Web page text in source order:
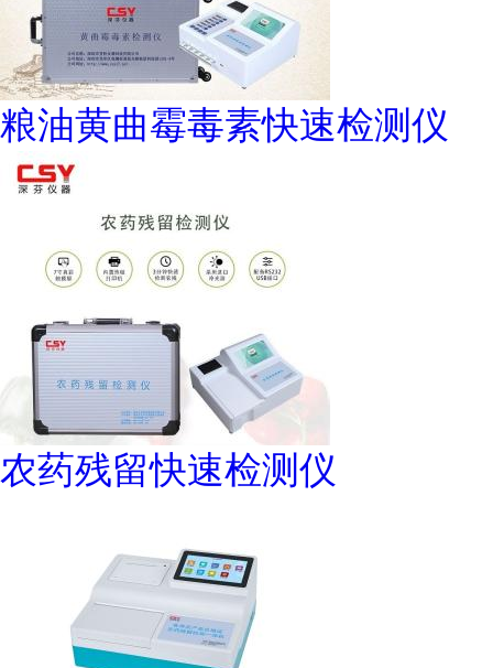
粮油黄曲霉毒素快速检测仪
农药残留快速检测仪